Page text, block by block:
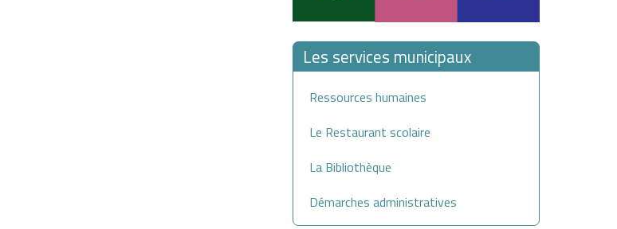
Les services municipaux
Ressources humaines
Le Restaurant scolaire
La Bibliothèque
Démarches administratives